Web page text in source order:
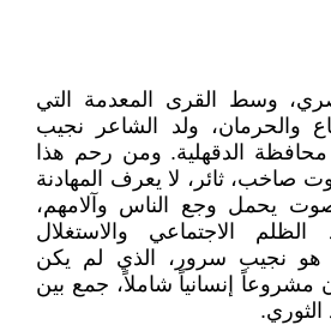
وسط القرى المعدمة التي
والحرمان، ولد الشاعر نجيب
1932 في محافظة الدقهلية. ومن رحم هذا
صاخب، ثائر، لا يعرف المهادنة
يحمل وجع الناس وآلامهم،
الاجتماعي والاستغلال
هو نجيب سرور، الذي لم يكن
إنسانياً شاملاً، جمع بين
الثوري.